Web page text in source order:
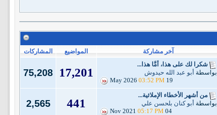
آخر مشاركة المواضيع
المشاركات
شكرا لك على هذا، أمَّا هذا...
بواسطة أبو عبد الله حيدوش
19 May 2026
03:52 PM
17,201
75,208
من أشهر الأخطاء الإملائية...
بواسطة أبو كنان بلحسن علي
04 Nov 2021
05:17 PM
441
2,565